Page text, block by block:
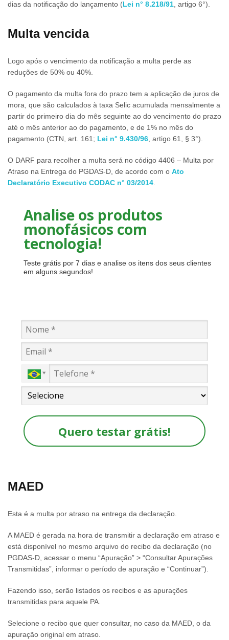
dias da notificação do lançamento (Lei n° 8.218/91 , artigo 6°).
Multa vencida
Logo após o vencimento da notificação a multa perde as
reduções de 50% ou 40%.
O pagamento da multa fora do prazo tem a aplicação de juros de
mora, que são calculados à taxa Selic acumulada mensalmente a
partir do primeiro dia do mês seguinte ao do vencimento do prazo
até o mês anterior ao do pagamento, e de 1% no mês do
pagamento (CTN, art. 161; Lei n° 9.430/96 , artigo 61, § 3°).
O DARF para recolher a multa será no código 4406 – Multa por
Atraso na Entrega do PGDAS-D, de acordo com o Ato
Declaratório Executivo CODAC n° 03/2014
Analise os produtos
monofásicos com
tecnologia!
Teste grátis por 7 dias e analise os itens dos seus clientes
em alguns segundos!
Quero testar grátis!
MAED
Esta é a multa por atraso na entrega da declaração.
A MAED é gerada na hora de transmitir a declaração em atraso e
está disponível no mesmo arquivo do recibo da declaração (no
PGDAS-D, acessar o menu “Apuração” > “Consultar Apurações
Transmitidas”, informar o período de apuração e “Continuar”).
Fazendo isso, serão listados os recibos e as apurações
transmitidas para aquele PA.
Selecione o recibo que quer consultar, no caso da MAED, o da
apuração original em atraso.